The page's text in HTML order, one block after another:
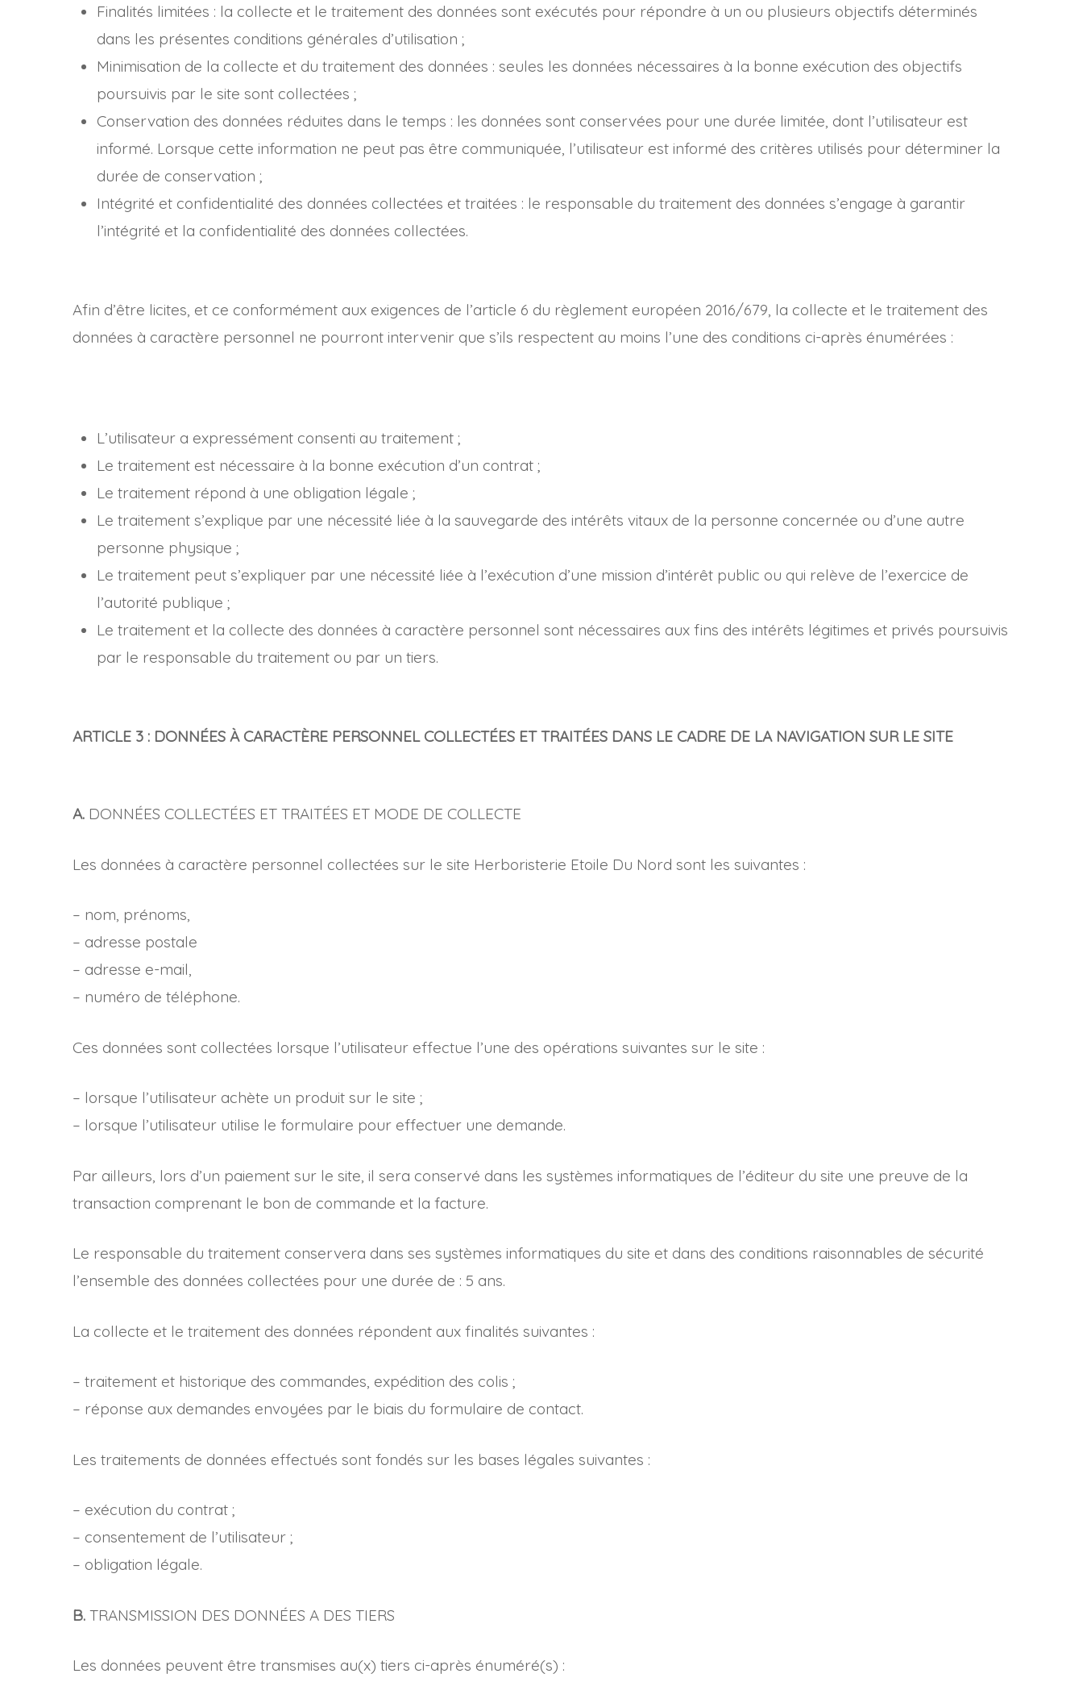
Finalités limitées : la collecte et le traitement des données sont exécutés pour répondre à un ou plusieurs objectifs déterminés
dans les présentes conditions générales d’utilisation ;
Minimisation de la collecte et du traitement des données : seules les données nécessaires à la bonne exécution des objectifs
poursuivis par le site sont collectées ;
Conservation des données réduites dans le temps : les données sont conservées pour une durée limitée, dont l’utilisateur est
informé. Lorsque cette information ne peut pas être communiquée, l’utilisateur est informé des critères utilisés pour déterminer la
durée de conservation ;
Intégrité et confidentialité des données collectées et traitées : le responsable du traitement des données s’engage à garantir
l’intégrité et la confidentialité des données collectées.
Afin d’être licites, et ce conformément aux exigences de l’article 6 du règlement européen 2016/679, la collecte et le traitement des
données à caractère personnel ne pourront intervenir que s’ils respectent au moins l’une des conditions ci-après énumérées :
L’utilisateur a expressément consenti au traitement ;
Le traitement est nécessaire à la bonne exécution d’un contrat ;
Le traitement répond à une obligation légale ;
Le traitement s’explique par une nécessité liée à la sauvegarde des intérêts vitaux de la personne concernée ou d’une autre
personne physique ;
Le traitement peut s’expliquer par une nécessité liée à l’exécution d’une mission d’intérêt public ou qui relève de l’exercice de
l’autorité publique ;
Le traitement et la collecte des données à caractère personnel sont nécessaires aux fins des intérêts légitimes et privés poursuivis
par le responsable du traitement ou par un tiers.
ARTICLE 3 : DONNÉES À CARACTÈRE PERSONNEL COLLECTÉES ET TRAITÉES DANS LE CADRE DE LA NAVIGATION SUR LE SITE
A. DONNÉES COLLECTÉES ET TRAITÉES ET MODE DE COLLECTE
Les données à caractère personnel collectées sur le site Herboristerie Etoile Du Nord sont les suivantes :
– nom, prénoms,
– adresse postale
– adresse e-mail,
– numéro de téléphone.
Ces données sont collectées lorsque l’utilisateur effectue l’une des opérations suivantes sur le site :
– lorsque l’utilisateur achète un produit sur le site ;
– lorsque l’utilisateur utilise le formulaire pour effectuer une demande.
Par ailleurs, lors d’un paiement sur le site, il sera conservé dans les systèmes informatiques de l’éditeur du site une preuve de la
transaction comprenant le bon de commande et la facture.
Le responsable du traitement conservera dans ses systèmes informatiques du site et dans des conditions raisonnables de sécurité
l’ensemble des données collectées pour une durée de : 5 ans.
La collecte et le traitement des données répondent aux finalités suivantes :
– traitement et historique des commandes, expédition des colis ;
– réponse aux demandes envoyées par le biais du formulaire de contact.
Les traitements de données effectués sont fondés sur les bases légales suivantes :
– exécution du contrat ;
– consentement de l’utilisateur ;
– obligation légale.
B. TRANSMISSION DES DONNÉES A DES TIERS
Les données peuvent être transmises au(x) tiers ci-après énuméré(s) :